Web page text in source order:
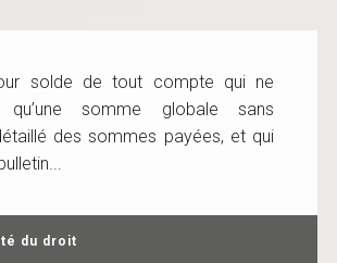
solde de tout compte qui ne
qu’une somme globale sans
des sommes payées, et qui
du droit